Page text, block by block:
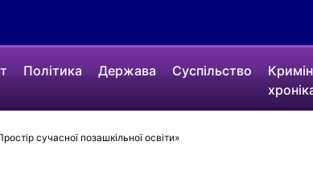
Політика Держава Суспільство
сучасної позашкільної освіти»